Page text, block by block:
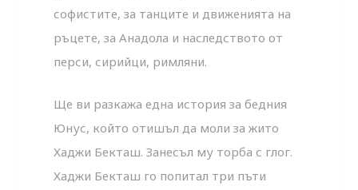
софистите, за танците и движенията на
ръцете, за Анадола и наследството от
перси, сирийци, римляни.
Ще ви разкажа една история за бедния
Юнус, който отишъл да моли за жито
Хаджи Бекташ. Занесъл му торба с глог.
Хаджи Бекташ го попитал три пъти